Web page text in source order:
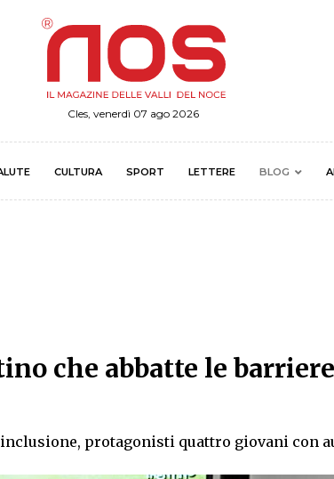
Cles, venerdì 07 ago 2026
CULTURA SPORT LETTERE BLOG
che abbatte le barriere
protagonisti quattro giovani con